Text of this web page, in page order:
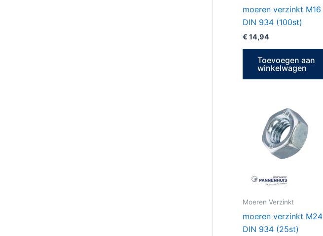
moeren verzinkt M16
DIN 934 (100st)
€ 14,94
Toevoegen aan
winkelwagen
Moeren Verzinkt
moeren verzinkt M24
DIN 934 (25st)